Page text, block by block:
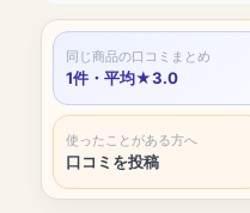
同じ商品の口コミまとめ
1件・平均★3.0
使ったことがある方へ
口コミを投稿